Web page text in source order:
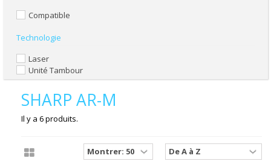
Compatible
Technologie
Laser
Unité Tambour
SHARP AR-M
Il y a 6 produits.